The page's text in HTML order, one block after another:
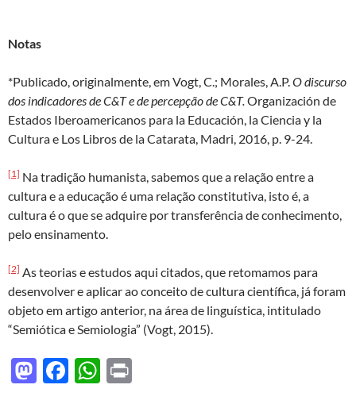
Notas
*Publicado, originalmente, em Vogt, C.; Morales, A.P. O discurso
dos indicadores de C&T e de percepção de C&T. Organización de
Estados Iberoamericanos para la Educación, la Ciencia y la
Cultura e Los Libros de la Catarata, Madri, 2016, p. 9-24.
[1] Na tradição humanista, sabemos que a relação entre a
cultura e a educação é uma relação constitutiva, isto é, a
cultura é o que se adquire por transferência de conhecimento,
pelo ensinamento.
[2] As teorias e estudos aqui citados, que retomamos para
desenvolver e aplicar ao conceito de cultura científica, já foram
objeto em artigo anterior, na área de linguística, intitulado
“Semiótica e Semiologia” (Vogt, 2015).
M F
W